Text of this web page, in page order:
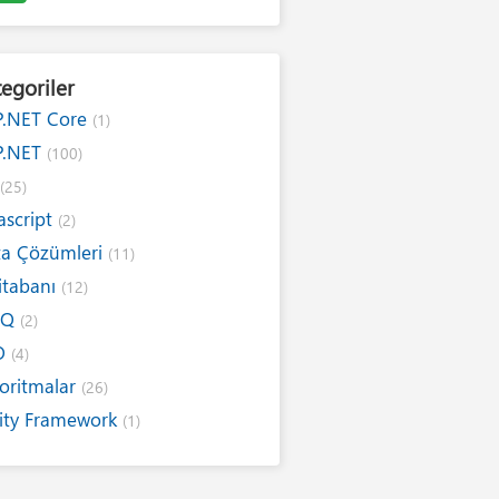
Core (1)
(100)
(25)
(2)
Çözümleri (11)
(12)
(2)
(4)
(26)
Framework (1)